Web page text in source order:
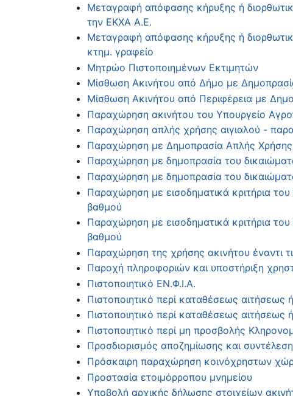
Μεταγραφή απόφασης κήρυξης ή
την ΕΚΧΑ Α.Ε.
Μεταγραφή απόφασης κήρυξης ή
κτημ. γραφείο
Μητρώο Πιστοποιημένων Εκτιμητών
Μίσθωση Ακινήτου από Δήμο με
Μίσθωση Ακινήτου από Περιφέρεια με
Παραχώρηση ακινήτου του Υπουργείο
Παραχώρηση απλής χρήσης αιγιαλού -
Παραχώρηση με Δημοπρασία Απλής
Παραχώρηση με δημοπρασία του
Παραχώρηση με δημοπρασία του
Παραχώρηση με εισοδηματικά κριτήρια
βαθμού
Παραχώρηση με εισοδηματικά κριτήρια
βαθμού
Παραχώρηση της χρήσης ακινήτου έναντι
Παροχή πληροφοριών και υποστήριξη
Πιστοποιητικό ΕΝ.Φ.Ι.Α.
Πιστοποιητικό περί καταθέσεως
Πιστοποιητικό περί καταθέσεως
Πιστοποιητικό περί μη προσβολής
Προσδιορισμός αποζημίωσης και
Πρόσκαιρη παραχώρηση κοινόχρηστων
Προστασία ετοιμόρροπου μνημείου
Υποβολή αρχικής δήλωσης στοιχείων